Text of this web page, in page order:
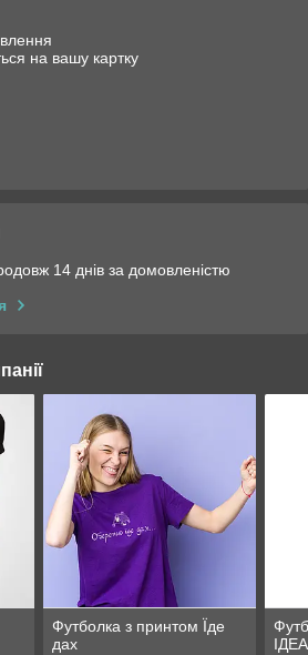
на вашу картку
14 днів за домовленістю
Футболка з принтом Їде
дах